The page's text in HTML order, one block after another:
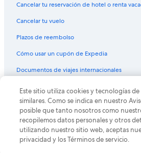
Vuelos de Chicago (ORD) a Boca Raton
Vuelos de West Palm Beach (PBI) a Boca
Vuelos de Aeropuerto Internacional
Raton (BCT)
Vuelos de Greenville (PGV) a Boca
Vuelos de Newport News (PHF) a Boca
Vuelos de Providence (PVD) a Boca Raton
Cancelar tu reservación de hotel o renta
Cancelar tu vuelo
Plazos de reembolso
Cómo usar un cupón de Expedia
Documentos de viajes internacionales
© 2026 Expedia, Inc., una empresa de
derechos reservados. Expedia y el logo de
registradas o marcas comerciales de
Este sitio utiliza cookies y tecnologías
similares. Como se indica en nuestro
posible que tanto nosotros como
recopilemos datos personales y otros
utilizando nuestro sitio web, aceptas
privacidad y los Términos de servicio.